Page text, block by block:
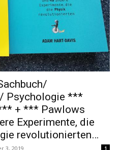
Psychologie ***
+ *** Pawlows
Experimente, die
revolutionierten…
3, 2019 1